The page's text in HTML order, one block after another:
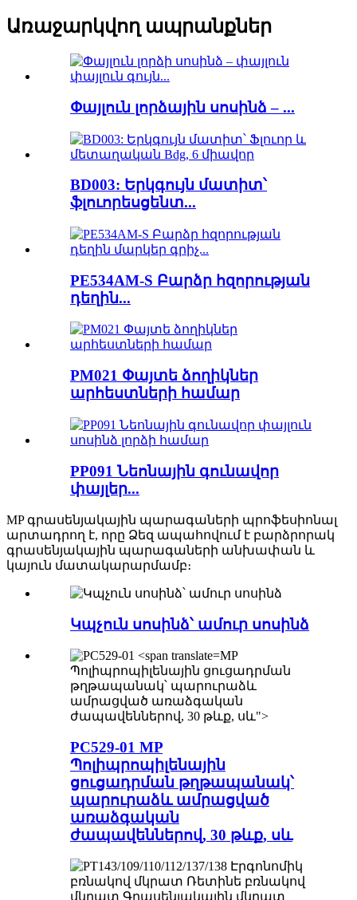
Առաջարկվող ապրանքներ
Փայլուն լորձային սոսինձ – ...
BD003: Երկգույն մատիտ՝
ֆլուորեսցենտ...
PE534AM-S Բարձր հզորության
դեղին...
PM021 Փայտե ձողիկներ
արհեստների համար
PP091 Նեոնային գունավոր
փայլեր...
MPգրասենյակային պարագաների պրոֆեսիոնալ
արտադրող է, որը Ձեզ ապահովում է բարձրորակ
գրասենյակային պարագաների անխափան և
կայուն մատակարարմամբ։
Կպչուն սոսինձ՝ ամուր սոսինձ
MP
Պոլիպրոպիլենային ցուցադրման
թղթապանակ՝ պարուրաձև
ամրացված առաձգական
ժապավեններով, 30 թևք, սև">
PC529-01 MP
Պոլիպրոպիլենային
ցուցադրման թղթապանակ՝
պարուրաձև ամրացված
առաձգական
ժապավեններով, 30 թևք, սև